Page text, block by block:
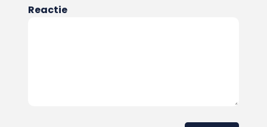
Reactie